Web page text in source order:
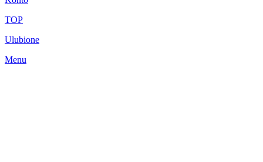
TOP
Ulubione
Menu